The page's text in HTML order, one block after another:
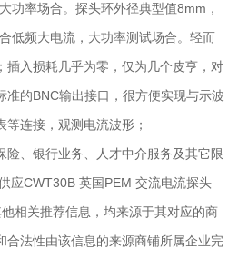
功率场合。探头环外径典型值8mm，
低频大电流，大功率测试场合。轻而
插入损耗几乎为零，仅为几个皮亨，对
准的BNC输出接口，很方便实现与示波
连接，观测电流波形；
险、银行业务、人才中介服务及其它限
应CWT30B 英国PEM 交流电流探头
相关推荐信息，均来源于其对应的商
合法性由该信息的来源商铺所属企业完